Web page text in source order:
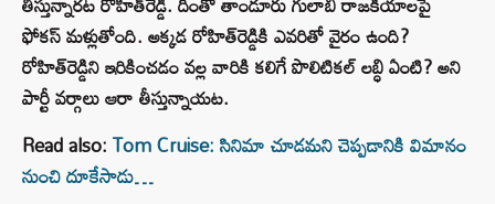
ఫోకస్‌ మళ్లుతోంది. అక్కడ రోహిత్‌రెడ్డికి ఎవరితో వైరం ఉంది?
రోహిత్‌రెడ్డిని ఇరికించడం వల్ల వారికి కలిగే పొలిటికల్ లబ్ధి ఏంటి? అని
పార్టీ వర్గాలు ఆరా తీస్తున్నాయట.
Read also:Tom Cruise: సినిమా చూడమని చెప్పడానికి విమానం
నుంచి దూకేసాడు…